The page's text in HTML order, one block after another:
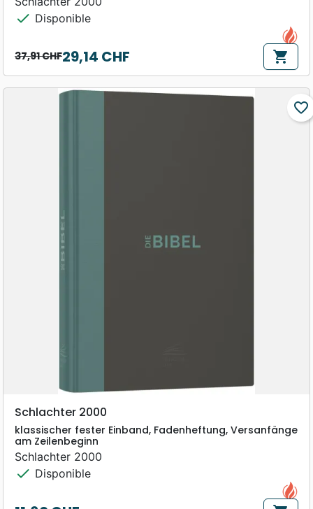
check Disponible
Prix de base
37,91 CHF
Prix 29,14 CHF shopping_cart
favorite_border
Schlachter 2000
klassischer fester Einband, Fadenheftung, Versanfänge
am Zeilenbeginn
Schlachter 2000
check Disponible